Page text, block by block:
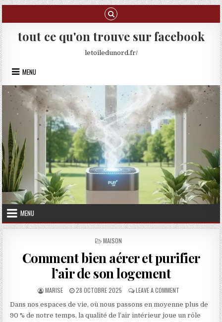
Skip to content
tout ce qu'on trouve sur facebook
letoiledunord.fr/
MENU
MENU
POSTED IN
MAISON
Comment bien aérer et purifier
l’air de son logement
AUTHOR:
MARISE PUBLISHED DATE:
28 OCTOBRE 2025 LEAVE A COMMENT ON COMMENT
Dans nos espaces de vie, où nous passons en moyenne plus de
90 % de notre temps, la qualité de l’air intérieur joue un rôle